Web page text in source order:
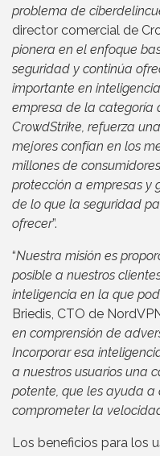
problema de
director comercial de
pionera en el enfoque
seguridad y continúa
importante en
empresa de la categoría
CrowdStrike, refuerza
mejores confían en los
millones de
protección a empresas y
de lo que la seguridad
ofrecer”.
“Nuestra misión es
posible a nuestros
inteligencia en la que
Briedis, CTO de
en comprensión de
Incorporar esa
a nuestros usuarios una
potente, que les ayuda
comprometer la
Los beneficios para los